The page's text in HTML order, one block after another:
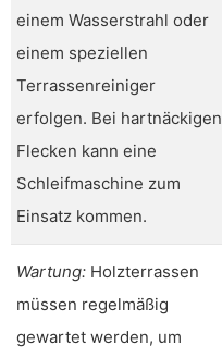
einem Wasserstrahl oder
einem speziellen
Terrassenreiniger
erfolgen. Bei hartnäckigen
Flecken kann eine
Schleifmaschine zum
Einsatz kommen.
Wartung: Holzterrassen
müssen regelmäßig
gewartet werden, um